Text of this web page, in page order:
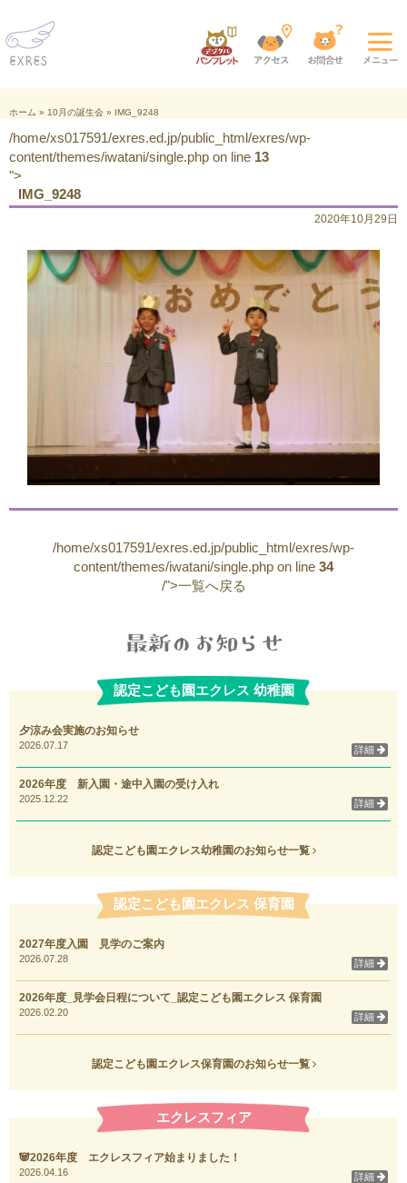
ホーム » 10月の誕生会 » IMG_9248
/home/xs017591/exres.ed.jp/public_html/exres/wp-
content/themes/iwatani/single.php on line 13
">
IMG_9248
2020年10月29日
/home/xs017591/exres.ed.jp/public_html/exres/wp-
content/themes/iwatani/single.php on line 34
/">一覧へ戻る
認定こども園エクレス 幼稚園
夕涼み会実施のお知らせ
2026.07.17 詳細
2026年度 新入園・途中入園の受け入れ
2025.12.22 詳細
認定こども園エクレス幼稚園のお知らせ一覧
認定こども園エクレス 保育園
2027年度入園 見学のご案内
2026.07.28 詳細
2026年度_見学会日程について_認定こども園エクレス 保育園
2026.02.20 詳細
認定こども園エクレス保育園のお知らせ一覧
エクレスフィア
🐼2026年度 エクレスフィア始まりました！
2026.04.16 詳細